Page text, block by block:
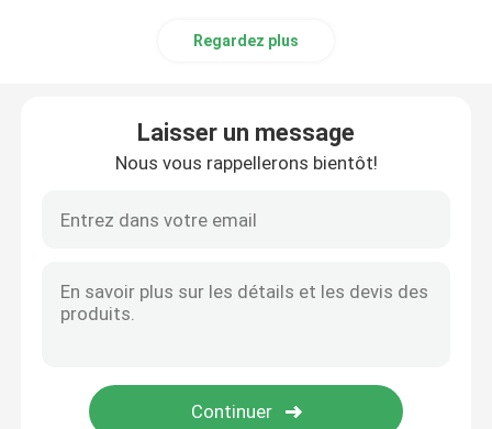
Pp ont ridé la boîte
Panneau de nid d'abeilles de pp
Regardez plus
Laisser un message
Nous vous rappellerons bientôt!